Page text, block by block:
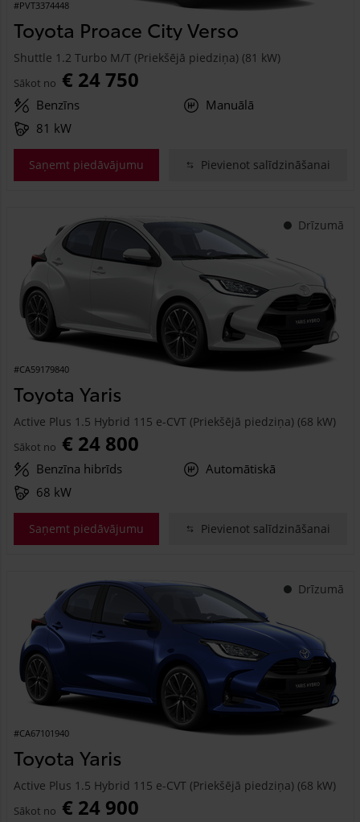
#PVT3374448
Toyota Proace City Verso
Shuttle 1.2 Turbo M/T (Priekšējā piedziņa) (81 kW)
Sākot no € 24 750
Benzīns
Manuālā
81 kW
Saņemt piedāvājumu Pievienot salīdzināšanai
Drīzumā
#CA59179840
Toyota Yaris
Active Plus 1.5 Hybrid 115 e-CVT (Priekšējā piedziņa) (68 kW)
Sākot no € 24 800
Benzīna hibrīds
Automātiskā
68 kW
Saņemt piedāvājumu Pievienot salīdzināšanai
Drīzumā
#CA67101940
Toyota Yaris
Active Plus 1.5 Hybrid 115 e-CVT (Priekšējā piedziņa) (68 kW)
Sākot no € 24 900